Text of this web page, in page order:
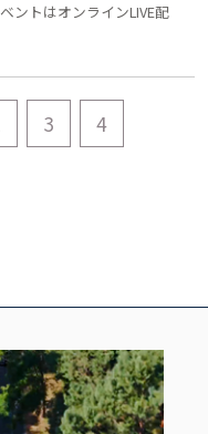
ントはオンラインLIVE配
3 4